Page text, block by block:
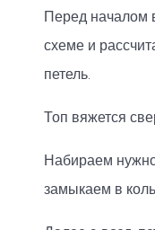
Перед началом
схеме и
петель.
Топ вяжется
Набираем
замыкаем в